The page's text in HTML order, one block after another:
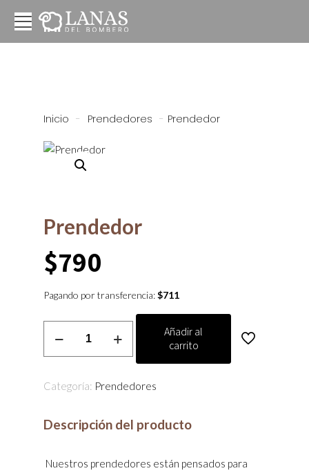
Inicio - Prendedores - Prendedor
Prendedor
$790
Pagando por transferencia:$711
Añadir al
carrito
Categoría: Prendedores
Descripción del producto
Nuestros prendedores están pensados para